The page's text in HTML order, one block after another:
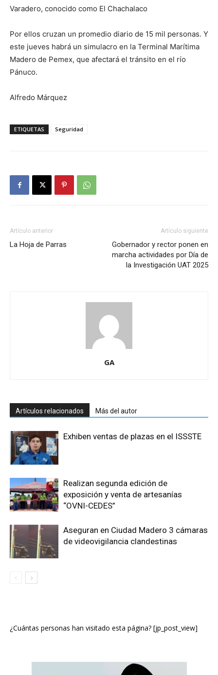
Varadero, conocido como El Chachalaco
Por ellos cruzan un promedio diario de 15 mil personas. Y
este jueves habrá un simulacro en la Terminal Marítima
Madero de Pemex, que afectará el tránsito en el río
Pánuco.
Alfredo Márquez
ETIQUETAS Seguridad
Artículo anterior
La Hoja de Parras
Artículo siguiente
Gobernador y rector ponen en
marcha actividades por Día de
la Investigación UAT 2025
GA
Artículos relacionados Más del autor
Exhiben ventas de plazas en el ISSSTE
Realizan segunda edición de
exposición y venta de artesanías
“OVNI-CEDES”
Aseguran en Ciudad Madero 3 cámaras
de videovigilancia clandestinas
¿Cuántas personas han visitado esta página? [jp_post_view]